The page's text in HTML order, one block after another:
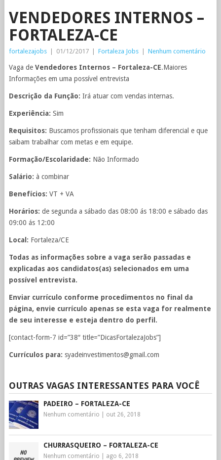
VENDEDORES INTERNOS –
FORTALEZA-CE
fortalezajobs 01/12/2017 Fortaleza Jobs Nenhum comentário
Vaga de Vendedores Internos – Fortaleza-CE.Maiores
Informações em uma possível entrevista
Descrição da Função: Irá atuar com vendas internas.
Experiência: Sim
Requisitos: Buscamos profissionais que tenham diferencial e que
saibam trabalhar com metas e em equipe.
Formação/Escolaridade: Não Informado
Salário: à combinar
Benefícios: VT + VA
Horários: de segunda a sábado das 08:00 ás 18:00 e sábado das
09:00 ás 12:00
Local: Fortaleza/CE
Todas as informações sobre a vaga serão passadas e
explicadas aos candidatos(as) selecionados em uma
possível entrevista.
Enviar currículo conforme procedimentos no final da
página, envie currículo apenas se esta vaga for realmente
de seu interesse e esteja dentro do perfil.
[contact-form-7 id=”38″ title=”DicasFortalezaJobs”]
Currículos para: syadeinvestimentos@gmail.com
OUTRAS VAGAS INTERESSANTES PARA VOCÊ
PADEIRO – FORTALEZA-CE
Nenhum comentário out 26, 2018
CHURRASQUEIRO – FORTALEZA-CE
Nenhum comentário ago 6, 2018